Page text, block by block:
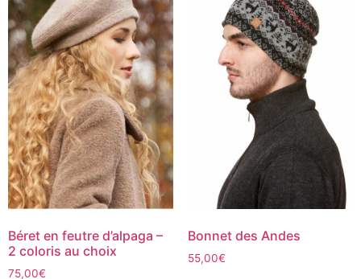
Béret en feutre d’alpaga –
2 coloris au choix
75,00€
Bonnet des Andes
55,00€